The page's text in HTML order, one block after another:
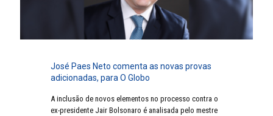
José Paes Neto comenta as novas provas
adicionadas, para O Globo
A inclusão de novos elementos no processo contra o
ex-presidente Jair Bolsonaro é analisada pelo mestre